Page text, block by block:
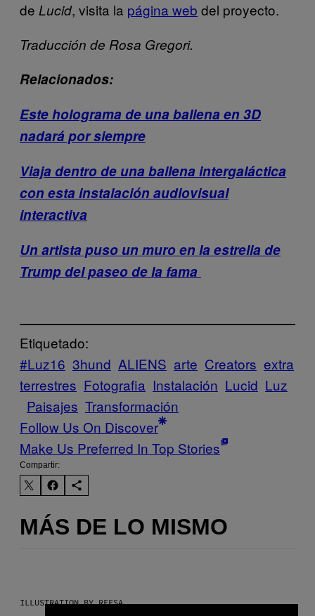
de Lucid, visita la página web del proyecto.
Traducción de Rosa Gregori.
Relacionados:
Este holograma de una ballena en 3D
nadará por siempre
Viaja dentro de una ballena intergaláctica
con esta instalación audiovisual
interactiva
Un artista puso un muro en la estrella de
Trump del paseo de la fama
Etiquetado:
#Luz16 3hund ALIENS arte Creators extra
terrestres Fotografia Instalación Lucid Luz
Paisajes Transformación
Follow Us On Discover
Make Us Preferred In Top Stories
Compartir:
MÁS DE LO MISMO
ILLUSTRATION BY REESA.